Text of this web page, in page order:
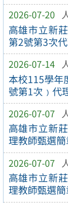
2026-07-20
高雄市立新
第2號第3次
2026-07-14
本校115學年
號第1次﹚代
2026-07-07
高雄市立新
理教師甄選
2026-07-07
高雄市立新
理教師甄選